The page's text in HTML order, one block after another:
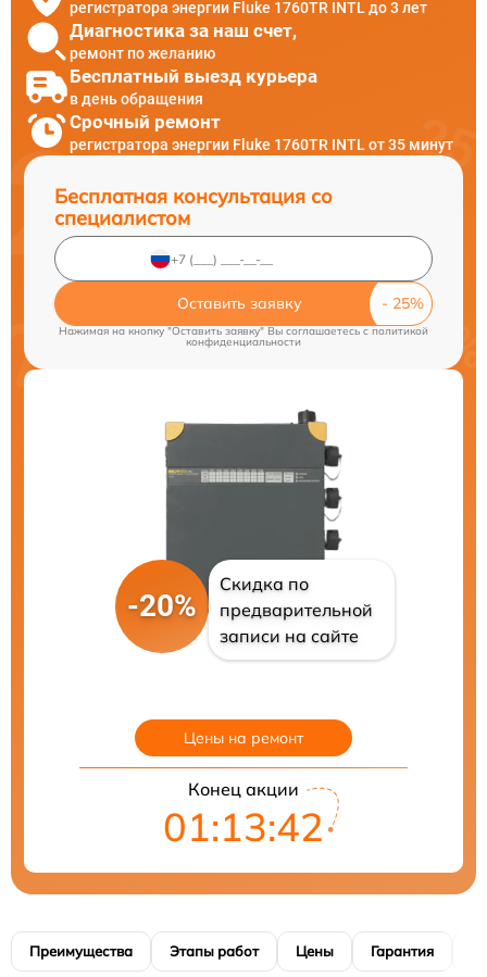
регистратора энергии Fluke 1760TR INTL до 3 лет
Диагностика за наш счет,
ремонт по желанию
Бесплатный выезд курьера
в день обращения
Срочный ремонт
регистратора энергии Fluke 1760TR INTL от 35 минут
Бесплатная консультация со
специалистом
Оставить заявку
Нажимая на кнопку "Оставить заявку" Вы соглашаетесь cполитикой
конфиденциальности
-20%
Скидка по
предварительной
записи на сайте
Цены на ремонт
Конец акции
01:13:41
Преимущества Этапы работ Цены Гарантия